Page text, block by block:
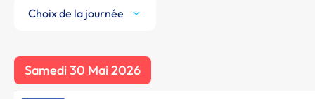
Choix de la journée
Samedi 30 Mai 2026